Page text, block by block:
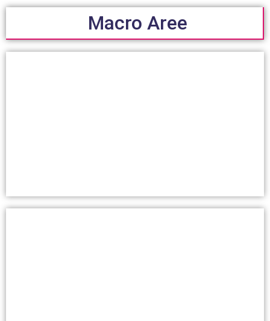
Macro Aree